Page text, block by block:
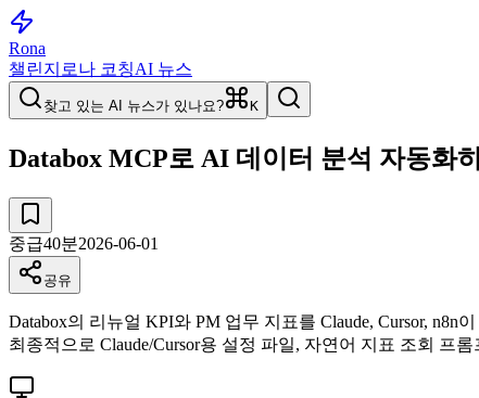
Rona
챌린지 로나 코칭AI 뉴스
찾고 있는 AI 뉴스가 있나요? K
Databox MCP로 AI 데이터 분석 자동화하
중급40분2026-06-01
공유
Databox의 리뉴얼 KPI와 PM 업무 지표를 Claude, Cursor,
최종적으로 Claude/Cursor용 설정 파일, 자연어 지표 조회 프